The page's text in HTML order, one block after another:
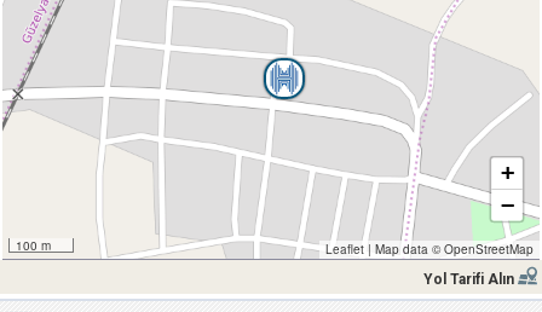
100 m
+
−
Leaflet | Map data © OpenStreetMap
Yol Tarifi Alın